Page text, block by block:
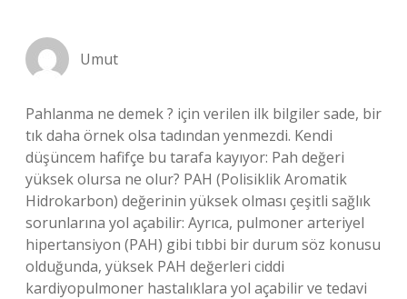
Umut
Pahlanma ne demek ? için verilen ilk bilgiler sade, bir
tık daha örnek olsa tadından yenmezdi. Kendi
düşüncem hafifçe bu tarafa kayıyor: Pah değeri
yüksek olursa ne olur? PAH (Polisiklik Aromatik
Hidrokarbon) değerinin yüksek olması çeşitli sağlık
sorunlarına yol açabilir: Ayrıca, pulmoner arteriyel
hipertansiyon (PAH) gibi tıbbi bir durum söz konusu
olduğunda, yüksek PAH değerleri ciddi
kardiyopulmoner hastalıklara yol açabilir ve tedavi